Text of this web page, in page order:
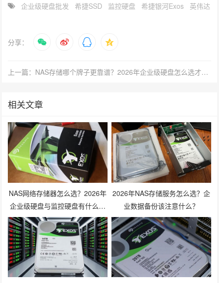
企业级硬盘批发 希捷SSD 监控硬盘 希捷银河Exos 英伟达
分享：
上一篇：NAS存储哪个牌子更靠谱？2026年企业级硬盘怎么选才不踩坑？
相关文章
NAS网络存储器怎么选？2026年
企业级硬盘与监控硬盘有什么区
别？
2026年NAS存储服务怎么选？企
业数据备份该注意什么？